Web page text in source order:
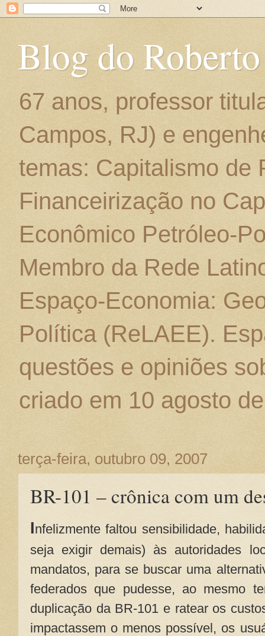
Blog do
67 anos, professor
Campos, RJ) e
temas: Capitalismo de
Financeirização no
Econômico Petróleo-
Membro da Rede
Espaço-Economia:
Política (ReLAEE).
questões e opiniões
criado em 10 agosto
terça-feira, outubro 09, 2007
BR-101 – crônica com um
Infelizmente faltou sensibilidade,
seja exigir demais) às autoridades
mandatos, para se buscar uma
federados que pudesse, ao mesmo
duplicação da BR-101 e ratear os
impactassem o menos possível, os